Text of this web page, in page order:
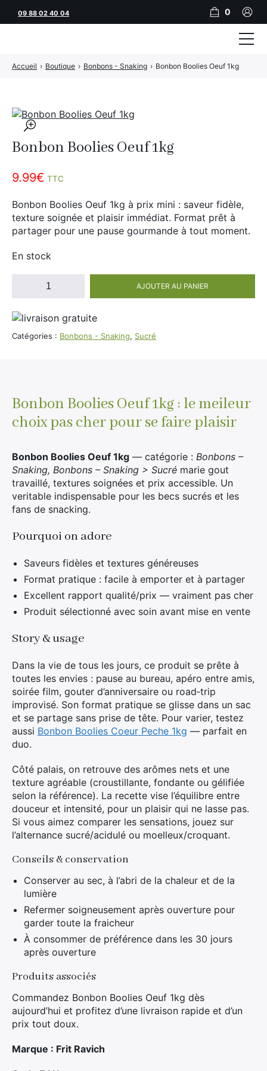
🔍
Bonbon Boolies Oeuf 1kg
9.99€ TTC
Bonbon Boolies Oeuf 1kg à prix mini : saveur fidèle,
texture soignée et plaisir immédiat. Format prêt à
partager pour une pause gourmande à tout moment.
En stock
quantité
Boolies
Oeuf
AJOUTER AU PANIER
Catégories : Bonbons - Snaking, Sucré
Accueil › Boutique › Bonbons - Snaking › Bonbon Boolies Oeuf 1kg
Bonbon Boolies Oeuf 1kg : le meileur
choix pas cher pour se faire plaisir
Bonbon Boolies Oeuf 1kg — catégorie : Bonbons –
Snaking, Bonbons – Snaking > Sucré marie gout
travaillé, textures soignées et prix accessible. Un
veritable indispensable pour les becs sucrés et les
fans de snacking.
Pourquoi on adore
Saveurs fidèles et textures généreuses
Format pratique : facile à emporter et à partager
Excellent rapport qualité/prix — vraiment pas cher
Produit sélectionné avec soin avant mise en vente
Story & usage
Dans la vie de tous les jours, ce produit se prête à
toutes les envies : pause au bureau, apéro entre amis,
soirée film, gouter d’anniversaire ou road‑trip
improvisé. Son format pratique se glisse dans un sac
et se partage sans prise de tête. Pour varier, testez
aussi Bonbon Boolies Coeur Peche 1kg — parfait en
duo.
Côté palais, on retrouve des arômes nets et une
texture agréable (croustillante, fondante ou gélifiée
selon la référence). La recette vise l’équilibre entre
douceur et intensité, pour un plaisir qui ne lasse pas.
Si vous aimez comparer les sensations, jouez sur
l’alternance sucré/acidulé ou moelleux/croquant.
Conseils & conservation
Conserver au sec, à l’abri de la chaleur et de la
lumière
Refermer soigneusement après ouverture pour
garder toute la fraicheur
À consommer de préférence dans les 30 jours
après ouverture
Produits associés
Commandez Bonbon Boolies Oeuf 1kg dès
aujourd’hui et profitez d’une livraison rapide et d’un
prix tout doux.
Marque : Frit Ravich
09 88 02 40 04 0
Tubeuses
Feuilles
Filtres
Vape
Adalya
Cristal Puff
SoGood
Booster E-Liquide
Salé